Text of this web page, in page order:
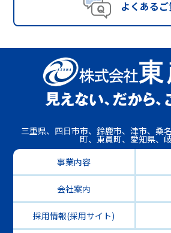
よくある
三重県、四日市市、鈴鹿市、津市、桑
町、東員町、愛知県、
事業内容
会社案内
採用情報(採用サイト)